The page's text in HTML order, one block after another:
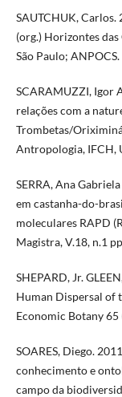
SAUTCHUK, Carlos.
(org.) Horizontes
São Paulo; ANPOCS.
SCARAMUZZI, Igor
relações com a
Trombetas/
Antropologia, IFCH,
SERRA, Ana
em castanha-do-
moleculares RAPD
Magistra, V.18, n.1
SHEPARD, Jr.
Human Dispersal of
Economic Botany 65
SOARES, Diego.
conhecimento e
campo da